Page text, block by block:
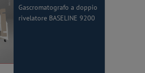
Gascromatografo a doppio
rivelatore BASELINE 9200